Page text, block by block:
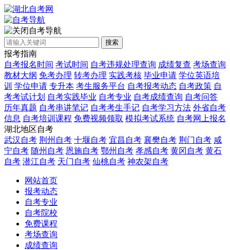
自考导航
搜索
报考指南
自考报名时间 考试时间 自考违规处理查询 成绩复查 考场查询
教材大纲 免考办理 转考办理 实践考核 毕业申请 学位英语培
训 学位申请 专升本 考生服务平台 自考报考动态 自考政策 自
考考试计划 自考实践毕业 自考专业 自考成绩查询 自考问答
历年真题 自考串讲笔记 自考考生手记 自考学习方法 外省自考
信息 自考培训课程 免费视频领取 模拟考试系统 自考网上报名
湖北地区自考
武汉自考 荆州自考 十堰自考 宜昌自考 襄樊自考 荆门自考 咸
宁自考 随州自考 恩施自考 鄂州自考 孝感自考 黄冈自考 黄石
自考 潜江自考 天门自考 仙桃自考 神农架自考
网站首页
报考动态
自考专业
自考院校
免费课程
考场查询
成绩查询